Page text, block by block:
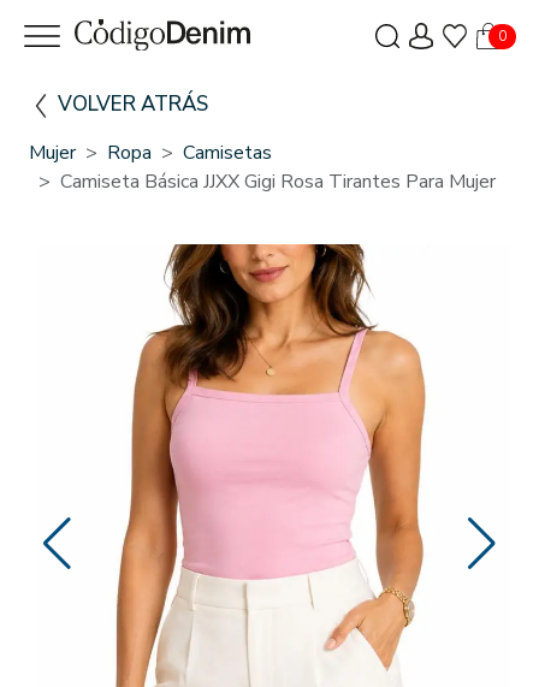
0
VOLVER ATRÁS
Mujer Ropa
Camisetas
Camiseta Básica JJXX Gigi Rosa Tirantes Para Mujer